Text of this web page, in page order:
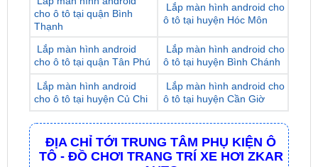
Lắp màn hình android
cho ô tô tại quận Phú
Lắp màn hình android cho
ô tô tại huyện Nhà Bè
Lắp màn hình android
cho ô tô tại quận Bình
Thạnh
Lắp màn hình android cho
Lắp màn hình android
Lắp màn hình android cho
Lắp màn hình android
cho ô tô tại huyện Củ Chi
Lắp màn hình android cho
ô tô tại huyện Cần Giờ